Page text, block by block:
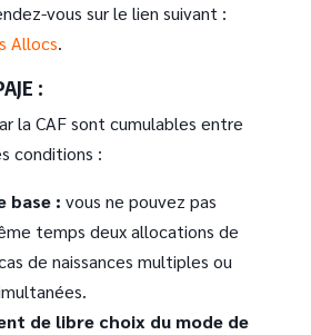
vous sur le lien suivant :
Allocs.
:
la CAF sont cumulables entre
conditions :
base : vous ne pouvez pas
temps deux allocations de
de naissances multiples ou
de libre choix du mode de